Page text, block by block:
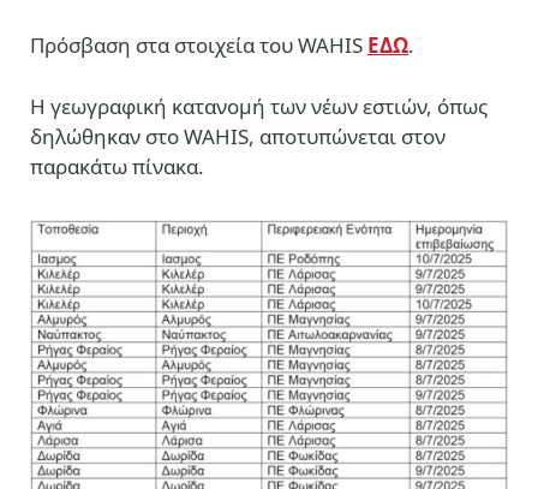
Πρόσβαση στα στοιχεία του WAHIS ΕΔΩ.
Η γεωγραφική κατανομή των νέων εστιών, όπως
δηλώθηκαν στο WAHIS, αποτυπώνεται στον
παρακάτω πίνακα.